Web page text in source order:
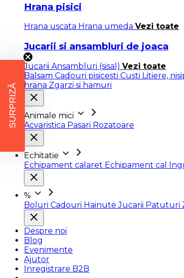
Hrana pisici
Hrana uscata Hrana umeda Vezi toate
Jucarii si ansambluri de joaca
Jucarii Ansambluri (sisal) Vezi toate
Balsam Cadouri pisicesti Custi Litiere,
hrana Zgarzi si hamuri
Animale mici
Acvaristica Pasari Rozatoare
Echitatie
Echipament calaret Echipament cal
%
Boluri Cadouri HainuteJucarii Patuturi
Despre noi
Blog
Evenimente
Ajutor
Inregistrare B2B
SURPRIZĂ